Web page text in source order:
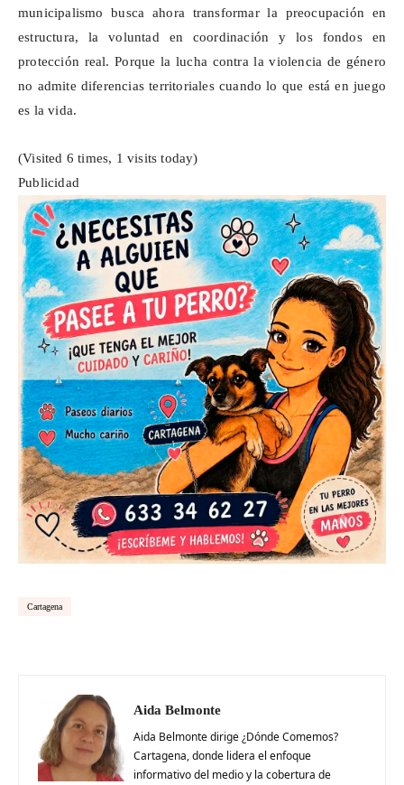
municipalismo busca ahora transformar la preocupación en
estructura, la voluntad en coordinación y los fondos en
protección real. Porque la lucha contra la violencia de género
no admite diferencias territoriales cuando lo que está en juego
es la vida.
(Visited 6 times, 1 visits today)
Publicidad
Cartagena
Aida Belmonte
Aida Belmonte dirige ¿Dónde Comemos?
Cartagena, donde lidera el enfoque
informativo del medio y la cobertura de